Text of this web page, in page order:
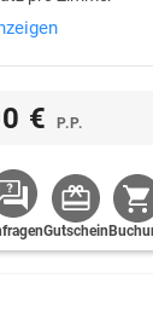
€ P.P.
Gutschein